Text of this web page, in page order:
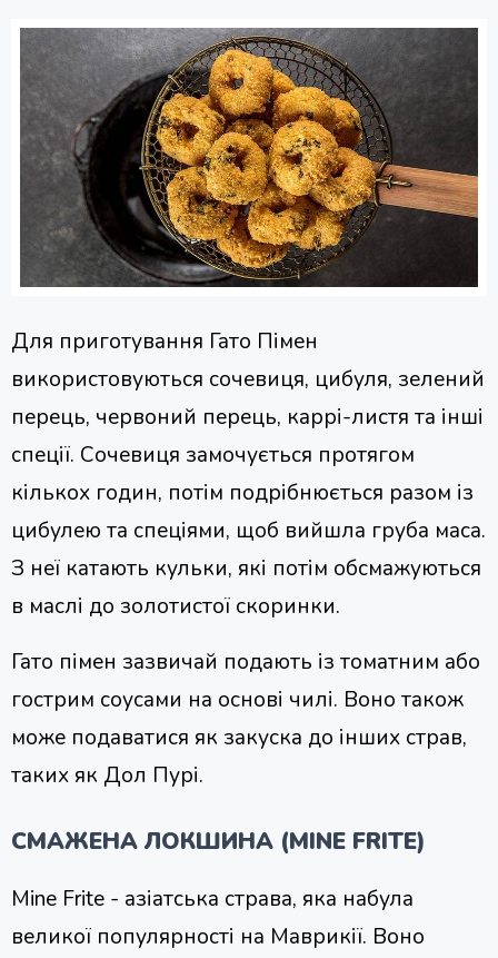
Для приготування Гато Пімен
використовуються сочевиця, цибуля, зелений
перець, червоний перець, каррі-листя та інші
спеції. Сочевиця замочується протягом
кількох годин, потім подрібнюється разом із
цибулею та спеціями, щоб вийшла груба маса.
З неї катають кульки, які потім обсмажуються
в маслі до золотистої скоринки.
Гато пімен зазвичай подають із томатним або
гострим соусами на основі чилі. Воно також
може подаватися як закуска до інших страв,
таких як Дол Пурі.
СМАЖЕНА ЛОКШИНА (MINE FRITE)
Mine Frite - азіатська страва, яка набула
великої популярності на Маврикії. Воно